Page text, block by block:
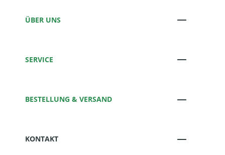
ÜBER UNS
SERVICE
BESTELLUNG & VERSAND
KONTAKT